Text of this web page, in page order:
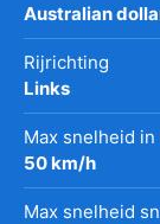
Australian
Rijrichting
Links
Max snelheid in
50 km/h
Max snelheid